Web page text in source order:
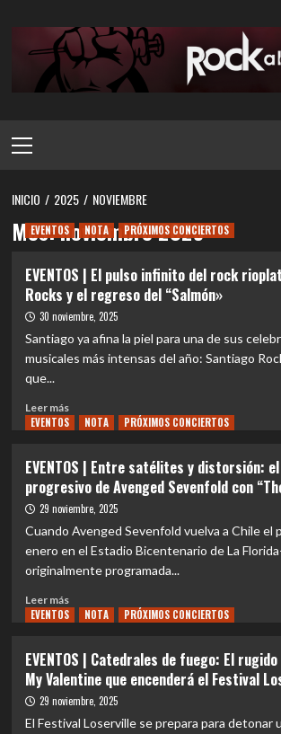
contenido
principal
INICIO 2025 NOVIEMBRE
Mes:noviembre 2025
EVENTOS NOTA PRÓXIMOS CONCIERTOS
EVENTOS | El pulso infinito del rock
Rocks y el regreso del “Salmón»
30 noviembre, 2025
Santiago ya afina la piel para una de sus
musicales más intensas del año: Santiago
que...
Leer másLeer
más
|
El
pulso
infinito
rock
rioplatense:
Rocks
y
regreso
del
“Salmón»
EVENTOS NOTA PRÓXIMOS CONCIERTOS
EVENTOS | Entre satélites y distorsión:
progresivo de Avenged Sevenfold con
29 noviembre, 2025
Cuando Avenged Sevenfold vuelva a Chile el
enero en el Estadio Bicentenario de La
originalmente programada...
Leer másLeer
más
|
Entre
satélites
EVENTOS NOTA PRÓXIMOS CONCIERTOS
EVENTOS | Catedrales de fuego: El
My Valentine que encenderá el Festival
29 noviembre, 2025
El Festival Loserville se prepara para detonar